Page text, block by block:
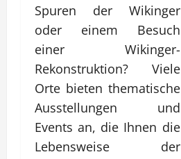
Spuren der Wikinger
oder einem Besuch
einer Wikinger-
Rekonstruktion? Viele
Orte bieten thematische
Ausstellungen und
Events an, die Ihnen die
Lebensweise der